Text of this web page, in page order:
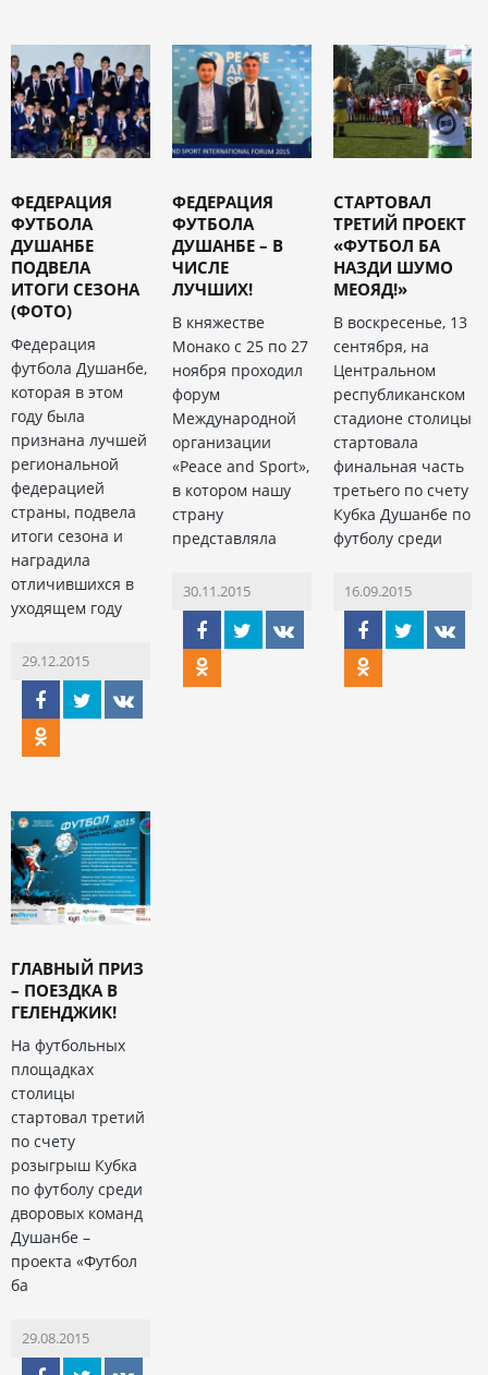
ФЕДЕРАЦИЯ
ФУТБОЛА
ДУШАНБЕ
ПОДВЕЛА
ИТОГИ СЕЗОНА
(ФОТО)
Федерация
футбола Душанбе,
которая в этом
году была
признана лучшей
региональной
федерацией
страны, подвела
итоги сезона и
наградила
отличившихся в
уходящем году
29.12.2015
ФЕДЕРАЦИЯ
ФУТБОЛА
ДУШАНБЕ – В
ЧИСЛЕ
ЛУЧШИХ!
В княжестве
Монако с 25 по 27
ноября проходил
форум
Международной
организации
«Peace and Sport»,
в котором нашу
страну
представляла
30.11.2015
СТАРТОВАЛ
ТРЕТИЙ ПРОЕКТ
«ФУТБОЛ БА
НАЗДИ ШУМО
МЕОЯД!»
В воскресенье, 13
сентября, на
Центральном
республиканском
стадионе столицы
стартовала
финальная часть
третьего по счету
Кубка Душанбе по
футболу среди
16.09.2015
ГЛАВНЫЙ ПРИЗ
– ПОЕЗДКА В
ГЕЛЕНДЖИК!
На футбольных
площадках
столицы
стартовал третий
по счету
розыгрыш Кубка
по футболу среди
дворовых команд
Душанбе –
проекта «Футбол
ба
29.08.2015